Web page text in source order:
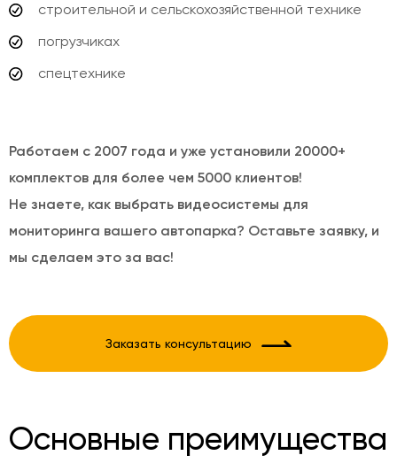
строительной и сельскохозяйственной технике
погрузчиках
спецтехнике
Работаем с 2007 года и уже установили 20000+
комплектов для более чем 5000 клиентов!
Не знаете, как выбрать видеосистемы для
мониторинга вашего автопарка? Оставьте заявку, и
мы сделаем это за вас!
Заказать консультацию
Основные преимущества